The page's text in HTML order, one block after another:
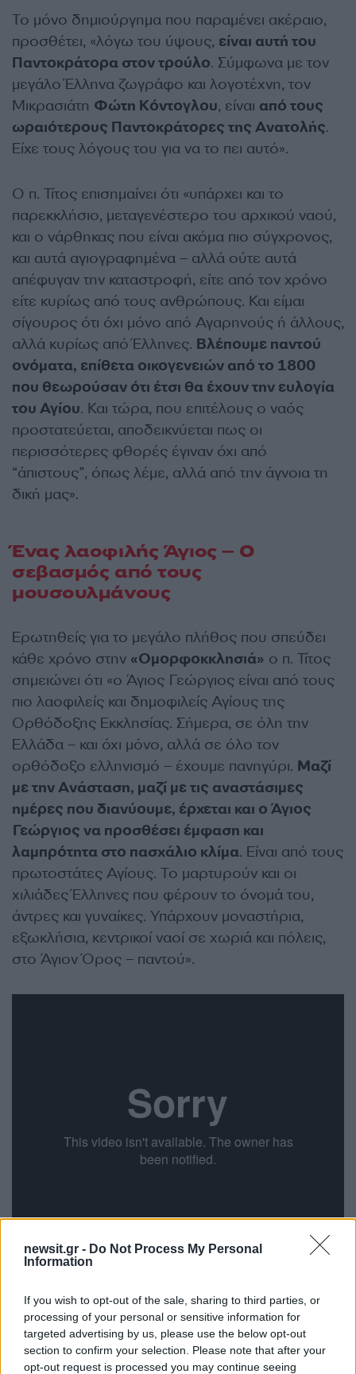
newsit.gr - Do Not Process My Personal
Information
If you wish to opt-out of the sale, sharing to third parties, or
processing of your personal or sensitive information for
targeted advertising by us, please use the below opt-out
section to confirm your selection. Please note that after your
opt-out request is processed you may continue seeing
Το μόνο δημιούργημα που παραμένει ακέραιο,
προσθέτει, «λόγω του ύψους, είναι αυτή του
Παντοκράτορα στον τρούλο. Σύμφωνα με τον
μεγάλο Έλληνα ζωγράφο και λογοτέχνη, τον
Μικρασιάτη Φώτη Κόντογλου, είναι από τους
ωραιότερους Παντοκράτορες της Ανατολής.
Είχε τους λόγους του για να το πει αυτό».
Ο π. Τίτος επισημαίνει ότι «υπάρχει και το
παρεκκλήσιο, μεταγενέστερο του αρχικού ναού,
και ο νάρθηκας που είναι ακόμα πιο σύγχρονος,
και αυτά αγιογραφημένα – αλλά ούτε αυτά
απέφυγαν την καταστροφή, είτε από τον χρόνο
είτε κυρίως από τους ανθρώπους. Και είμαι
σίγουρος ότι όχι μόνο από Αγαρηνούς ή άλλους,
αλλά κυρίως από Έλληνες. Βλέπουμε παντού
ονόματα, επίθετα οικογενειών από το 1800
που θεωρούσαν ότι έτσι θα έχουν την ευλογία
του Αγίου. Και τώρα, που επιτέλους ο ναός
προστατεύεται, αποδεικνύεται πως οι
περισσότερες φθορές έγιναν όχι από
“άπιστους”, όπως λέμε, αλλά από την άγνοια τη
δική μας».
Ένας λαοφιλής Άγιος – Ο
σεβασμός από τους
μουσουλμάνους
Ερωτηθείς για το μεγάλο πλήθος που σπεύδει
κάθε χρόνο στην «Ομορφοκκλησιά» ο π. Τίτος
σημειώνει ότι «ο Άγιος Γεώργιος είναι από τους
πιο λαοφιλείς και δημοφιλείς Αγίους της
Ορθόδοξης Εκκλησίας. Σήμερα, σε όλη την
Ελλάδα – και όχι μόνο, αλλά σε όλο τον
ορθόδοξο ελληνισμό – έχουμε πανηγύρι. Μαζί
με την Ανάσταση, μαζί με τις αναστάσιμες
ημέρες που διανύουμε, έρχεται και ο Άγιος
Γεώργιος να προσθέσει έμφαση και
λαμπρότητα στο πασχάλιο κλίμα. Είναι από τους
πρωτοστάτες Αγίους. Το μαρτυρούν και οι
χιλιάδες Έλληνες που φέρουν το όνομά του,
άντρες και γυναίκες. Υπάρχουν μοναστήρια,
εξωκλήσια, κεντρικοί ναοί σε χωριά και πόλεις,
στο Άγιον Όρος – παντού».
Σύμφωνα με τον προϊστάμενο της Αγίας Ειρήνης
ο Άγιος Γεώργιος «είναι ίσως ο μοναδικός
Άγιος που δεν τον σέβονται μόνο οι
Ορθόδοξοι, αλλά απολαμβάνει μεγάλο